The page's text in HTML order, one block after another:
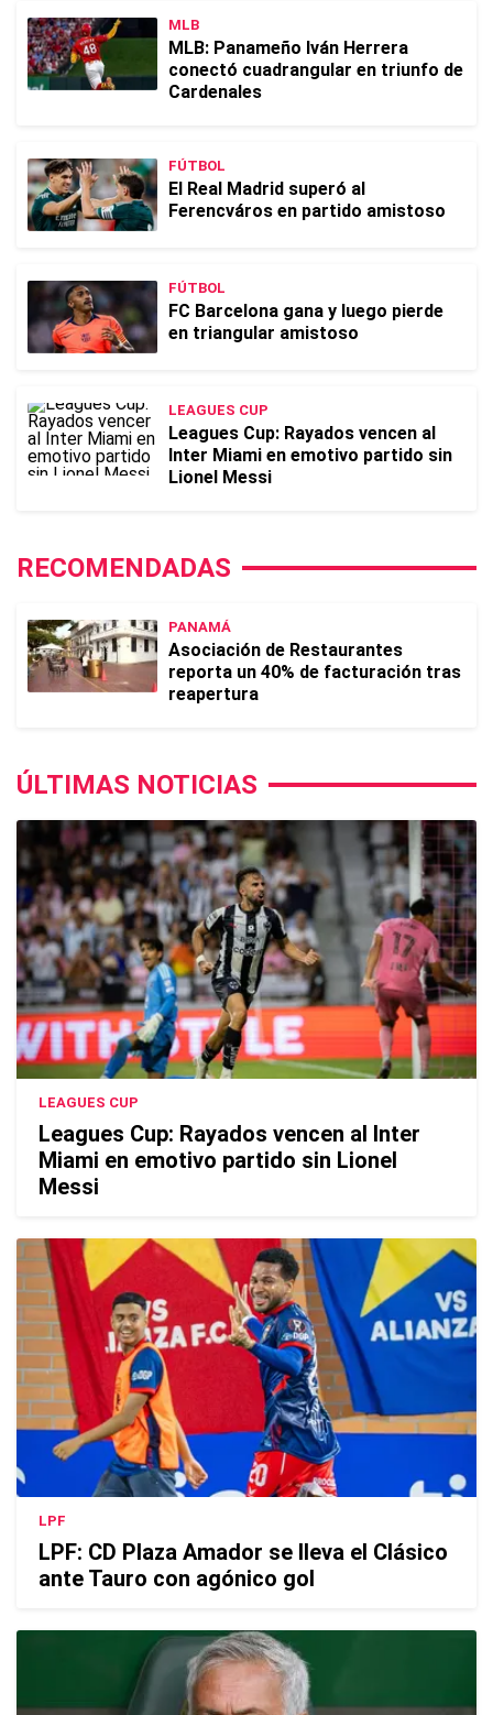
MLB
MLB: Panameño Iván Herrera
conectó cuadrangular en triunfo de
Cardenales
FÚTBOL
El Real Madrid superó al
Ferencváros en partido amistoso
FÚTBOL
FC Barcelona gana y luego pierde
en triangular amistoso
LEAGUES CUP
Leagues Cup: Rayados vencen al
Inter Miami en emotivo partido sin
Lionel Messi
RECOMENDADAS
PANAMÁ
Asociación de Restaurantes
reporta un 40% de facturación tras
reapertura
ÚLTIMAS NOTICIAS
LEAGUES CUP
Leagues Cup: Rayados vencen al Inter
Miami en emotivo partido sin Lionel
Messi
LPF
LPF: CD Plaza Amador se lleva el Clásico
ante Tauro con agónico gol